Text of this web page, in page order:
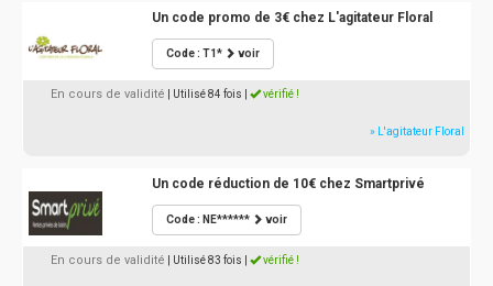
Un code promo de 3€ chez L'agitateur Floral
Code : T1* voir
En cours de validité | Utilisé 84 fois vérifié !
» L'agitateur Floral
Un code réduction de 10€ chez Smartprivé
Code : NE****** voir
En cours de validité | Utilisé 83 fois vérifié !